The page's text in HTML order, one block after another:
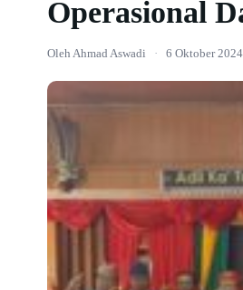
Operasional
Oleh Ahmad Aswadi · 6 Oktober 2024